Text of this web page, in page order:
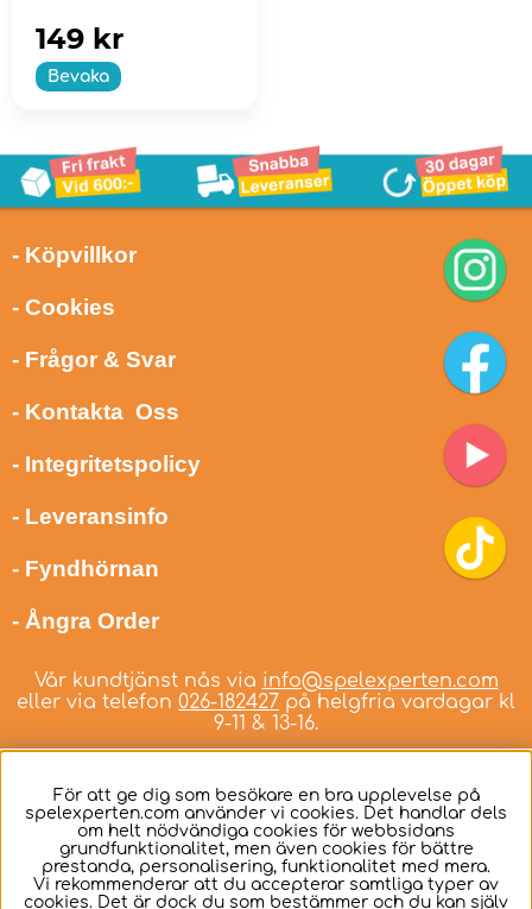
Bevaka
149 kr
- Köpvillkor
- Cookies
- Frågor & Svar
- Kontakta Oss
- Integritetspolicy
- Leveransinfo
- Fyndhörnan
- Ångra Order
Vår kundtjänst nås via info@spelexperten.com
eller via telefon 026-182427 på helgfria vardagar kl
9-11 & 13-16.
Svenska
För att ge dig som besökare en bra upplevelse på
spelexperten.com använder vi cookies. Det handlar dels
om helt nödvändiga cookies för webbsidans
grundfunktionalitet, men även cookies för bättre
prestanda, personalisering, funktionalitet med mera.
Vi rekommenderar att du accepterar samtliga typer av
cookies. Det är dock du som bestämmer och du kan själv